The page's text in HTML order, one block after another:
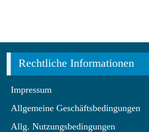
Rechtliche Informationen
Impressum
Allgemeine Geschäftsbedingungen
Allg. Nutzungsbedingungen